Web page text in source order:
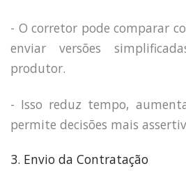
- O corretor pode comparar
enviar versões
produtor.
- Isso reduz tempo,
permite decisões mais
3. Envio da Contratação